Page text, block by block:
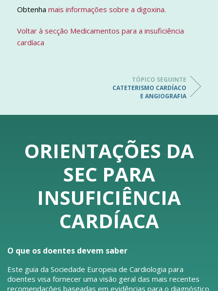
Obtenha mais informações sobre a digoxina.
Voltar à secção Medicamentos para a insuficiência
cardíaca
TÓPICO SEGUINTE
CATETERISMO CARDÍACO
E ANGIOGRAFIA
ORIENTAÇÕES DA
SEC PARA
INSUFICIÊNCIA
CARDÍACA
O que os doentes devem saber
Este guia da Sociedade Europeia de Cardiologia para
doentes visa fornecer uma visão geral das mais recentes
recomendações baseadas em evidências para o diagnóstico